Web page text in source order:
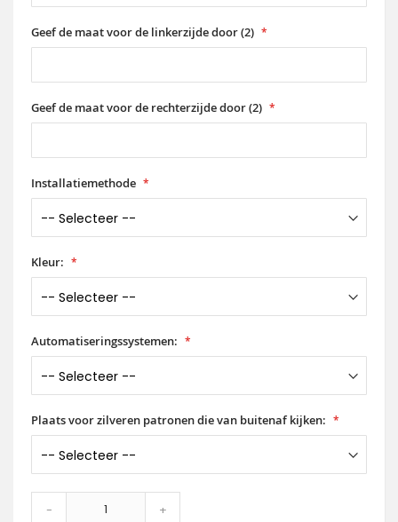
Geef de maat voor de linkerzijde door (2)
Geef de maat voor de rechterzijde door (2)
Installatiemethode
Kleur:
Automatiseringssystemen:
Plaats voor zilveren patronen die van buitenaf kijken:
- +